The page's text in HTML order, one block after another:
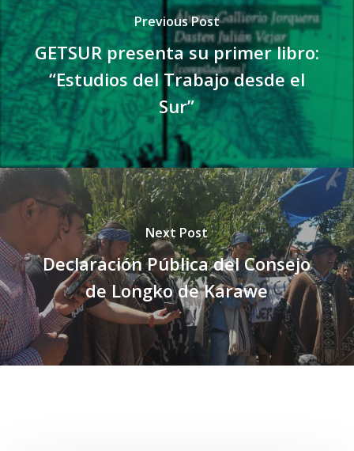
Previous Post
GETSUR presenta su primer libro:
“Estudios del Trabajo desde el
Sur”
Next Post
Declaración Pública del Consejo
de Longko de Karawe